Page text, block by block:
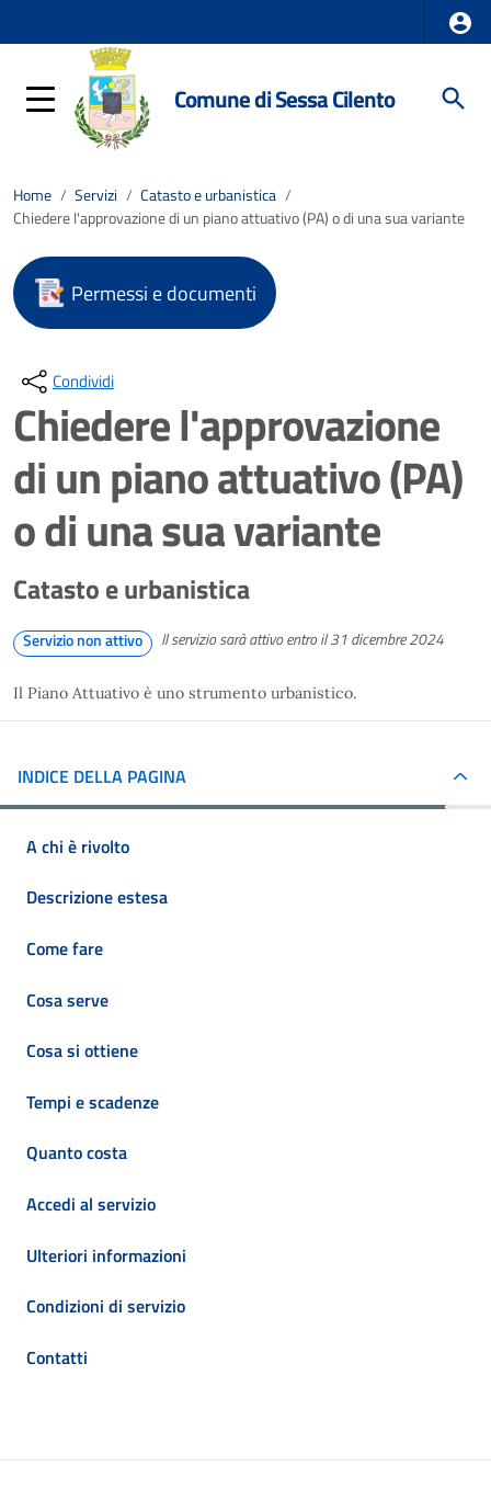
Comune di Sessa Cilento
Home / Servizi / Catasto e urbanistica /
Chiedere l'approvazione di un piano attuativo (PA) o di una sua variante
Permessi e documenti
Condividi
Chiedere l'approvazione
di un piano attuativo (PA)
o di una sua variante
Catasto e urbanistica
Servizio non attivo Il servizio sarà attivo entro il 31 dicembre 2024
Il Piano Attuativo è uno strumento urbanistico.
INDICE DELLA PAGINA
A chi è rivolto
Descrizione estesa
Come fare
Cosa serve
Cosa si ottiene
Tempi e scadenze
Quanto costa
Accedi al servizio
Ulteriori informazioni
Condizioni di servizio
Contatti